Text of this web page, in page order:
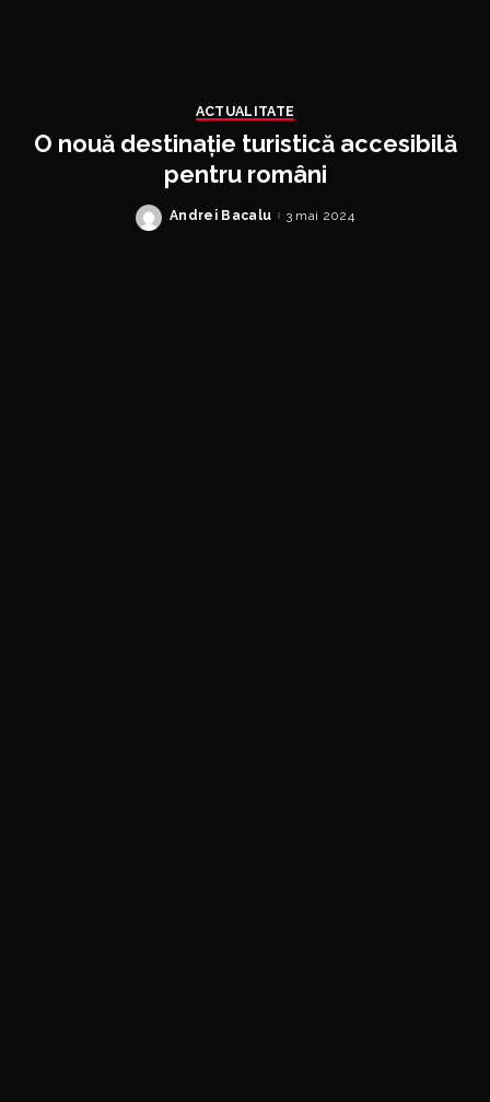
ACTUALITATE
O nouă destinație turistică accesibilă
pentru români
Posted
Andrei Bacalu 3 mai 2024